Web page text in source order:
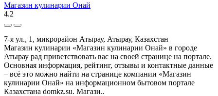
Магазин кулинарии Онай
4.2
7-я ул., 1, микрорайон Атырау, Атырау, Казахстан
Магазин кулинарии «Магазин кулинарии Онай» в городе
Атырау рад приветствовать вас на своей странице на портале.
Основная информация, рейтинг, отзывы и контактные данные
– всё это можно найти на странице компании «Магазин
кулинарии Онай» на информационном бытовом портале
Казахстана domkz.su. Магази..